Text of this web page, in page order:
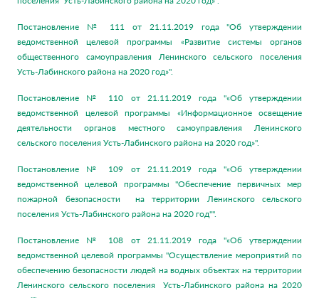
Постановление № 111 от 21.11.2019 года "Об утверждении
ведомственной целевой программы «Развитие системы органов
общественного самоуправления Ленинского сельского поселения
Усть-Лабинского района на 2020 год»".
Постановление № 110 от 21.11.2019 года "«Об утверждении
ведомственной целевой программы «Информационное освещение
деятельности органов местного самоуправления Ленинского
сельского поселения Усть-Лабинского района на 2020 год»".
Постановление № 109 от 21.11.2019 года "«Об утверждении
ведомственной целевой программы "Обеспечение первичных мер
пожарной безопасности на территории Ленинского сельского
поселения Усть-Лабинского района на 2020 год"".
Постановление № 108 от 21.11.2019 года "«Об утверждении
ведомственной целевой программы "Осуществление мероприятий по
обеспечению безопасности людей на водных объектах на территории
Ленинского сельского поселения Усть-Лабинского района на 2020